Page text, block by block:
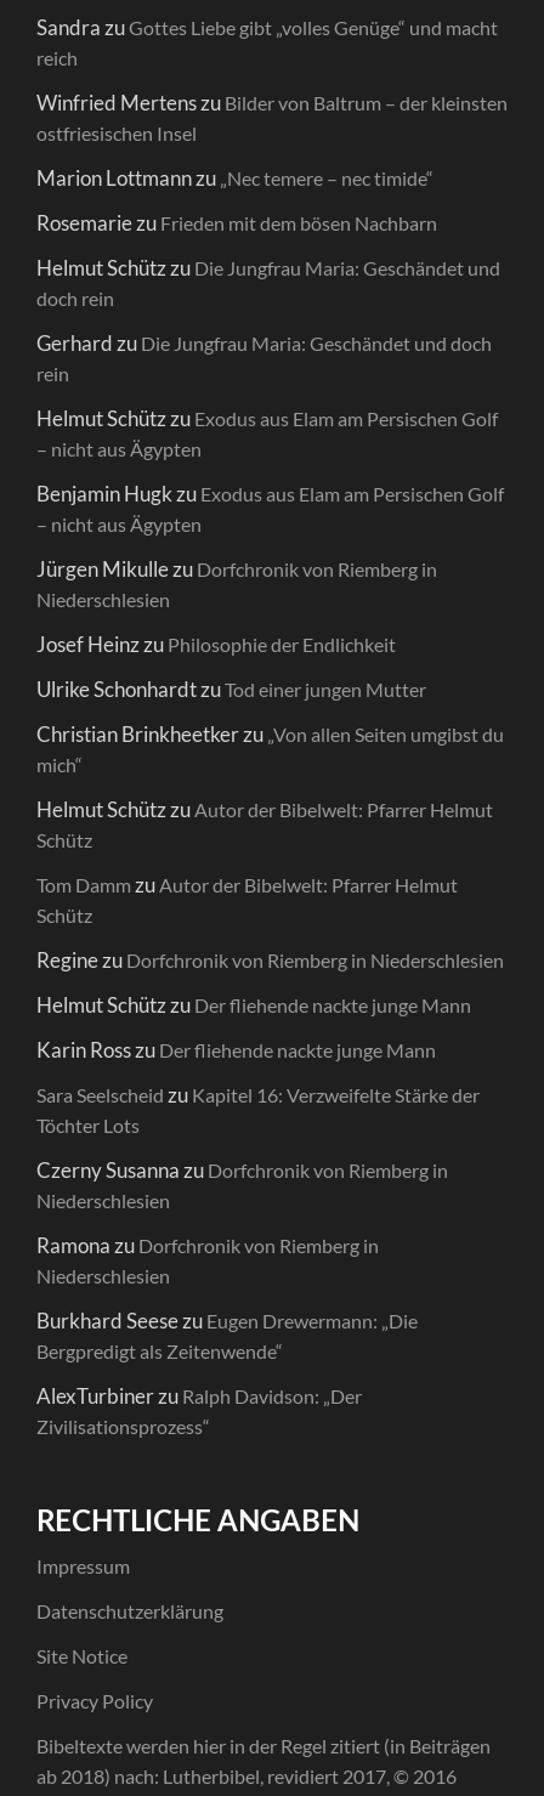
SandrazuGottes Liebe gibt „volles Genüge“ und macht
reich
Winfried Mertenszu Bilder von Baltrum – der kleinsten
ostfriesischen Insel
Marion Lottmannzu „Nec temere – nec timide“
Rosemariezu Frieden mit dem bösen Nachbarn
Helmut Schützzu Die Jungfrau Maria: Geschändet und
doch rein
Gerhardzu Die Jungfrau Maria: Geschändet und doch
rein
Helmut Schützzu Exodus aus Elam am Persischen Golf
– nicht aus Ägypten
Benjamin Hugkzu Exodus aus Elam am Persischen Golf
– nicht aus Ägypten
Jürgen Mikullezu Dorfchronik von Riemberg in
Niederschlesien
Josef Heinzzu Philosophie der Endlichkeit
Ulrike SchonhardtzuTod einer jungen Mutter
Christian Brinkheetkerzu „Von allen Seiten umgibst du
mich“
Helmut SchützzuAutor der Bibelwelt: Pfarrer Helmut
Schütz
Tom Damm zuAutor der Bibelwelt: Pfarrer Helmut
Schütz
Reginezu Dorfchronik von Riemberg in Niederschlesien
Helmut Schützzu Der fliehende nackte junge Mann
Karin Rosszu Der fliehende nackte junge Mann
Sara Seelscheid zu Kapitel 16: Verzweifelte Stärke der
Töchter Lots
Czerny Susannazu Dorfchronik von Riemberg in
Niederschlesien
Ramonazu Dorfchronik von Riemberg in
Niederschlesien
Burkhard Seesezu Eugen Drewermann: „Die
Bergpredigt als Zeitenwende“
AlexTurbinerzu Ralph Davidson: „Der
Zivilisationsprozess“
RECHTLICHE ANGABEN
Impressum
Datenschutzerklärung
Site Notice
Privacy Policy
Bibeltexte werden hier in der Regel zitiert (in Beiträgen
ab 2018) nach: Lutherbibel, revidiert 2017, © 2016